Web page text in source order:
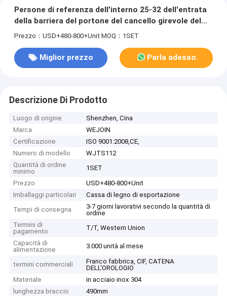
Persone di referenza dell'interno 25-32 dell'entrata
della barriera del portone del cancello girevole del
treppiede 220V/110V/min
Prezzo：USD+480-800+Unit MOQ：1SET
Miglior prezzo Parla adesso.
Descrizione Di Prodotto
Luogo di origine
Shenzhen, Cina
Marca
WEJOIN
Certificazione
ISO 9001:2008,CE,
Numero di modello
WJTS112
Quantità di ordine
minimo
1SET
Prezzo
USD+480-800+Unit
Imballaggi particolari
Cassa di legno di esportazione
Tempi di consegna
3-7 giorni lavorativi secondo la quantità di
ordine
Termini di
pagamento
T/T, Western Union
Capacità di
alimentazione
3.000 unità al mese
termini commerciali
Franco fabbrica, CIF, CATENA
DELL'OROLOGIO
Materiale
in acciaio inox 304
lunghezza braccio
490mm